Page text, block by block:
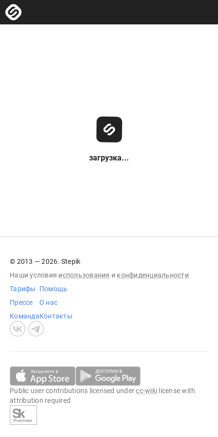
загрузка...
© 2013 — 2026. Stepik
Наши условия использования и конфиденциальности
Тарифы
Прессе
Команда
Помощь
О нас
Контакты
Public user contributions licensed undercc-wiki license with
attribution required